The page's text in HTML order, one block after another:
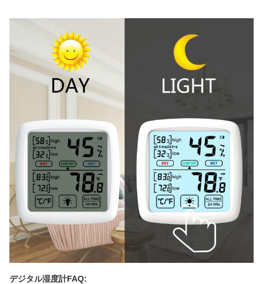
デジタル湿度計FAQ: